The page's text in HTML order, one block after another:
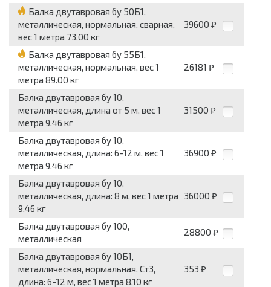
Балка двутавровая бу 50Б1,
металлическая, нормальная, сварная,
вес 1 метра 73.00 кг
39600 ₽
Балка двутавровая бу 55Б1,
металлическая, нормальная, вес 1
метра 89.00 кг
26181 ₽
Балка двутавровая бу 10,
металлическая, длина от 5 м, вес 1
метра 9.46 кг
31500 ₽
Балка двутавровая бу 10,
металлическая, длина: 6-12 м, вес 1
метра 9.46 кг
36900 ₽
Балка двутавровая бу 10,
металлическая, длина: 8 м, вес 1 метра
9.46 кг
36000 ₽
Балка двутавровая бу 100,
металлическая
28800 ₽
Балка двутавровая бу 10Б1,
металлическая, нормальная, Ст3,
длина: 6-12 м, вес 1 метра 8.10 кг
353 ₽